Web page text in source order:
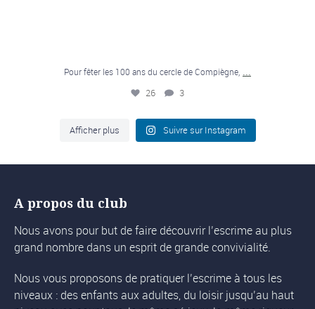
Pour fêter les 100 ans du cercle de Compiègne, ...
26 3
Afficher plus Suivre sur Instagram
A propos du club
Nous avons pour but de faire découvrir l’escrime au plus
grand nombre dans un esprit de grande convivialité.
Nous vous proposons de pratiquer l’escrime à tous les
niveaux : des enfants aux adultes, du loisir jusqu’au haut